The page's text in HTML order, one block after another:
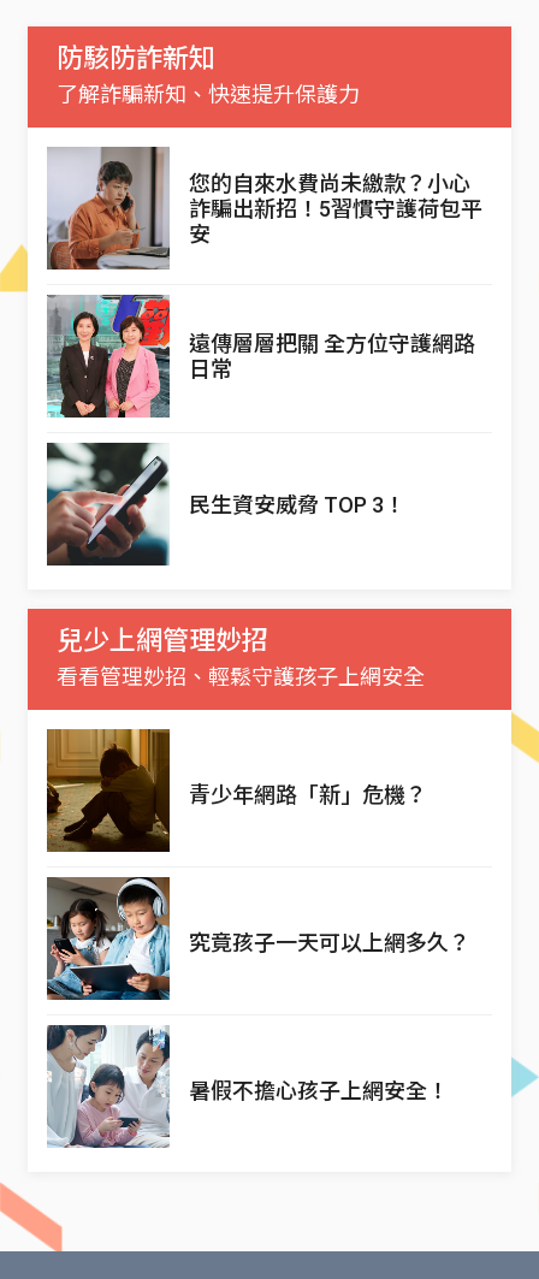
防駭防詐新知
了解詐騙新知、快速提升保護力
您的自來水費尚未繳款？小心
詐騙出新招！5習慣守護荷包平
安
遠傳層層把關 全方位守護網路
日常
民生資安威脅 TOP 3！
兒少上網管理妙招
看看管理妙招、輕鬆守護孩子上網安全
青少年網路「新」危機？
究竟孩子一天可以上網多久？
暑假不擔心孩子上網安全！